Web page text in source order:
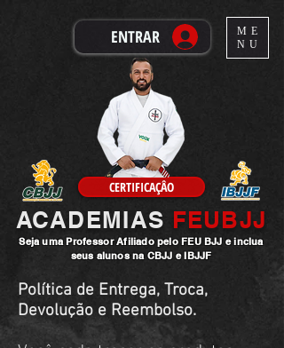
ENTRAR
CERTIFICAÇÂO
ACADEMIAS FEUBJJ
Seja uma ProfessorAfiliado pelo FEU BJJ e inclua
seus alunos na CBJJ e IBJJF
ME
NU
Política de Entrega, Troca,
Devolução e Reembolso.